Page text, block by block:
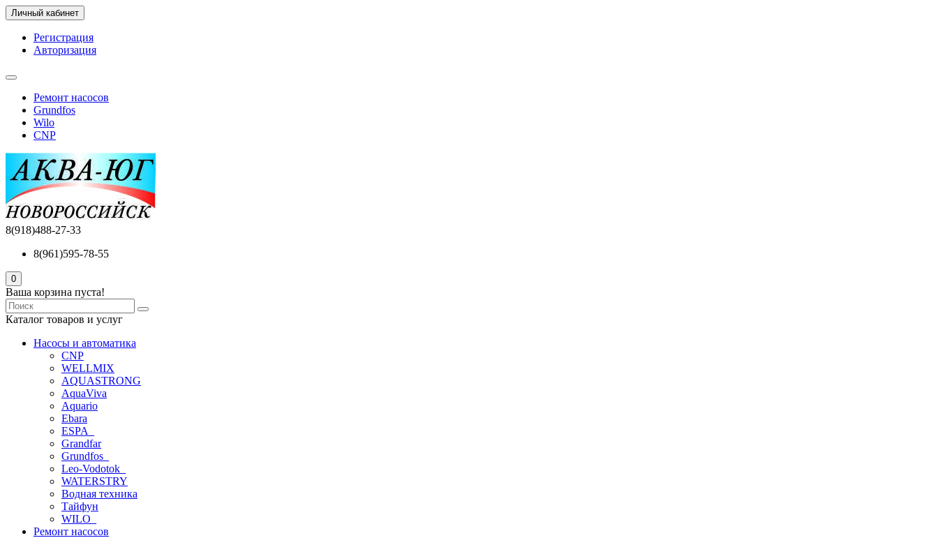
Личный кабинет
Регистрация
Авторизация
Ремонт насосов
Grundfos
Wilo
CNP
8(918)488-27-33
8(961)595-78-55
0
Ваша корзина пуста!
Каталог товаров и услуг
Насосы и автоматика
CNP
WELLMIX
AQUASTRONG
AquaViva
Aquario
Ebara
ESPA_
Grandfar
Grundfos_
Leo-Vodotok_
WATERSTRY
Водная техника
Тайфун
WILO_
Ремонт насосов